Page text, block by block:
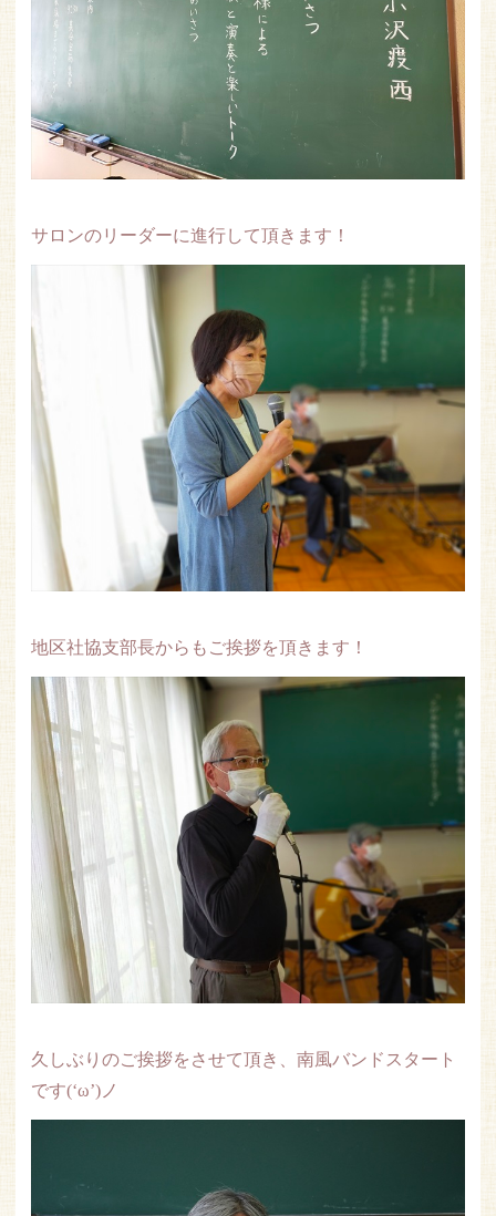
サロンのリーダーに進行して頂きます！
地区社協支部長からもご挨拶を頂きます！
久しぶりのご挨拶をさせて頂き、南風バンドスタート
です(‘ω’)ノ